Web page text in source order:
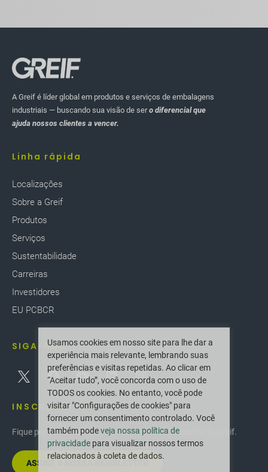
A Greif é líder global em produtos e serviços de embalagens
industriais — buscando sua visão de sero diferencial que
ajuda nossos clientes a vencer.
Linha rápida
Localizaçôes
Sobre a Greif
Produtos
Serviços
Sustentabilidade
Carreiras
Investidores
EU PCBCR
SIGA-NOS
INSCREVER-SE
Fique por dentro das últimas inovações e novidades da Greif.
ASSINE A NOSSA NEWSLETTER
Usamos cookies em nosso site para lhe dar a
experiência mais relevante, lembrando suas
preferências e visitas repetidas. Ao clicar em
“Aceitar tudo”, você concorda com o uso de
TODOS os cookies. No entanto, você pode
visitar "Configurações de cookies" para
fornecer um consentimento controlado. Você
também podeveja nossa política de
privacidade para visualizar nossos termos
relacionados à coleta de dados.